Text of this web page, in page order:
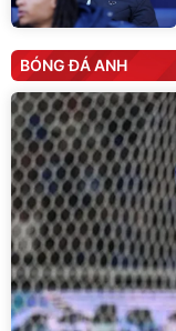
BÓNG ĐÁ ANH